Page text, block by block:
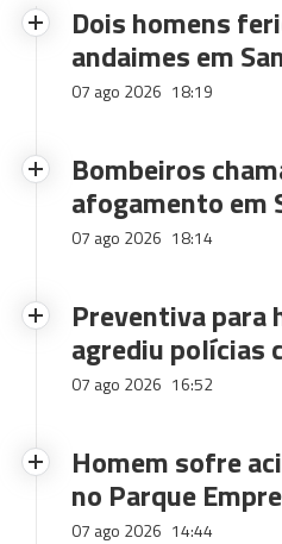
Dois homens
andaimes em
07 ago 2026 18:19
Bombeiros
afogamento em
07 ago 2026 18:14
Preventiva para
agrediu polícias
07 ago 2026 16:52
Homem sofre
no Parque
07 ago 2026 14:44